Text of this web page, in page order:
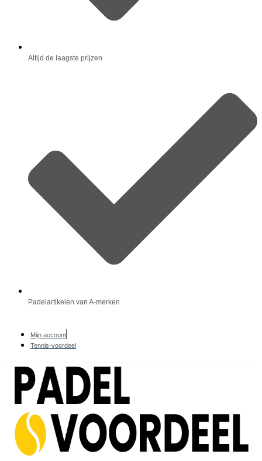
Altijd de laagste prijzen
Padelartikelen van A-merken
Mijn account
Tennis-voordeel